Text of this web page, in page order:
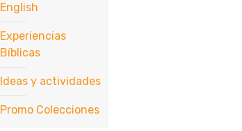
English
Experiencias
Bíblicas
Ideas y actividades
Promo Colecciones